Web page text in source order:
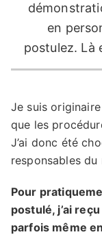
en
postulez. Là
Je suis originaire
que les
J’ai donc été
responsables
Pour
postulé, j’ai
parfois même